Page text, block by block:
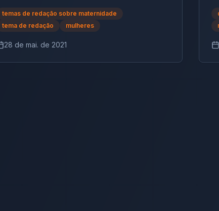
com nossos textos motivadores. Desenvolva
um texto dissertativo-argumentativo forte e
temas de redação sobre maternidade
tema de redação
mulheres
28 de mai. de 2021